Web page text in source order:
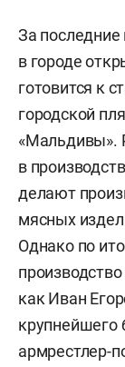
За последние
в городе
готовится к
городской
«Мальдивы».
в
делают
мясных
Однако по
как Иван
крупнейшего
армрестлер-